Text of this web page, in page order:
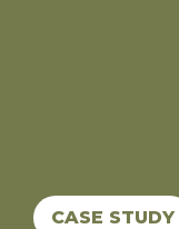
CASE STUDY